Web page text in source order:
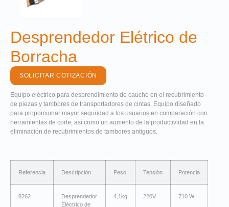
Desprendedor Elétrico de
Borracha
SOLICITAR COTIZACIÓN
Equipo eléctrico para desprendimiento de caucho en el recubrimiento
de piezas y tambores de transportadores de cintas. Equipo diseñado
para proporcionar mayor seguridad a los usuarios en comparación con
herramientas de corte, así como un aumento de la productividad en la
eliminación de recubrimientos de tambores antiguos.
Referencia Descripción Peso Tensión Potencia
8262
Desprendedor
Eléctrico de
4,1kg 220V 710 W